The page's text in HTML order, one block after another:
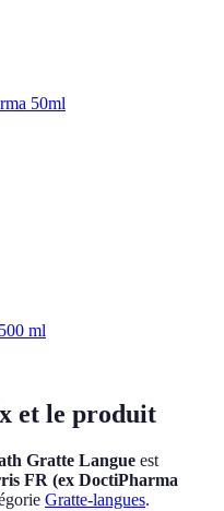
50ml
ml
et le produit
Gratte Langue est
FR (ex DoctiPharma
Gratte-langues.